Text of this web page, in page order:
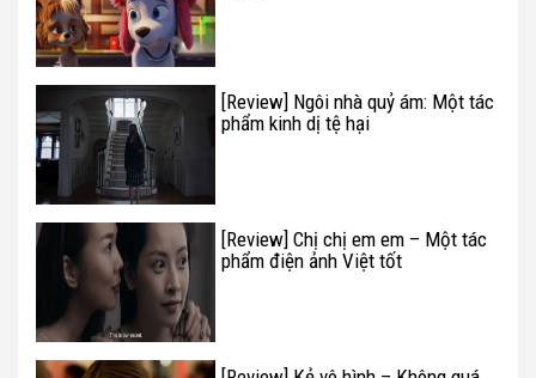
[Review] Ngôi nhà quỷ ám: Một tác
phẩm kinh dị tệ hại
[Review] Chị chị em em – Một tác
phẩm điện ảnh Việt tốt